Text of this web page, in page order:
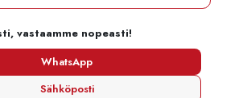
vastaamme nopeasti!
WhatsApp
Sähköposti